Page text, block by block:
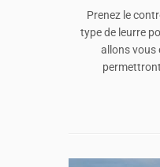
Prenez le
type de leurre
allons vous